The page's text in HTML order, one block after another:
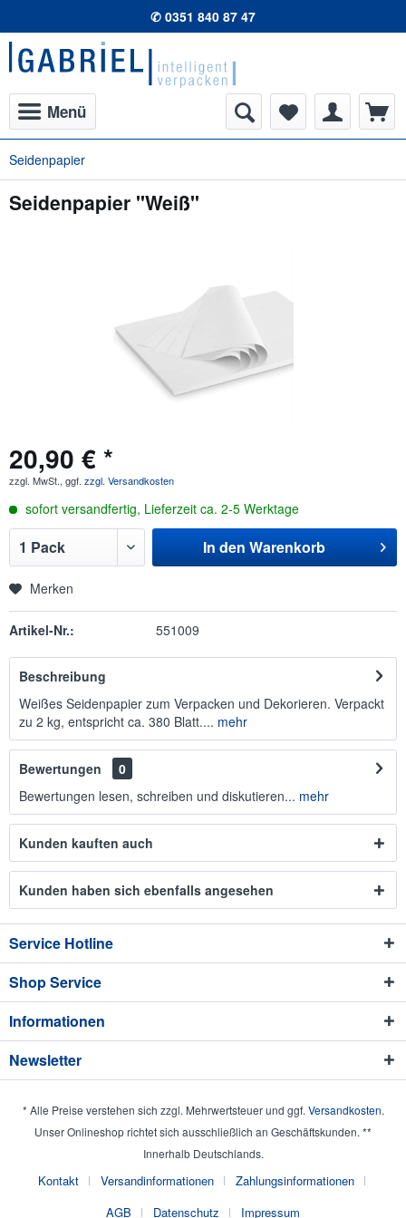
✆ 0351 840 87 47
Menü
Seidenpapier
Seidenpapier "Weiß"
20,90 € *
zzgl. MwSt., ggf. zzgl. Versandkosten
sofort versandfertig, Lieferzeit ca. 2-5 Werktage
In den Warenkorb
Merken
Artikel-Nr.: 551009
Beschreibung
Weißes Seidenpapier zum Verpacken und Dekorieren. Verpackt
zu 2 kg, entspricht ca. 380 Blatt.... mehr
Bewertungen
0
Bewertungen lesen, schreiben und diskutieren... mehr
Kunden kauften auch
Kunden haben sich ebenfalls angesehen
Service Hotline
Shop Service
Informationen
Newsletter
* Alle Preise verstehen sich zzgl. Mehrwertsteuer und ggf. Versandkosten.
Unser Onlineshop richtet sich ausschließlich an Geschäftskunden. **
Innerhalb Deutschlands.
Kontakt Versandinformationen
Zahlungsinformationen
AGB
Datenschutz Impressum